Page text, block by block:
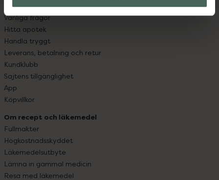
Kontakta oss
Vanliga frågor
Hitta apotek
Handla tryggt
Leverans, betalning och retur
Kundklubb
Sajtens tillgänglighet
App
Köpvillkor
Om recept och läkemedel
Fullmakter
Högkostnadsskyddet
Läkemedelsutbyte
Lämna in gammal medicin
Resa med läkemedel